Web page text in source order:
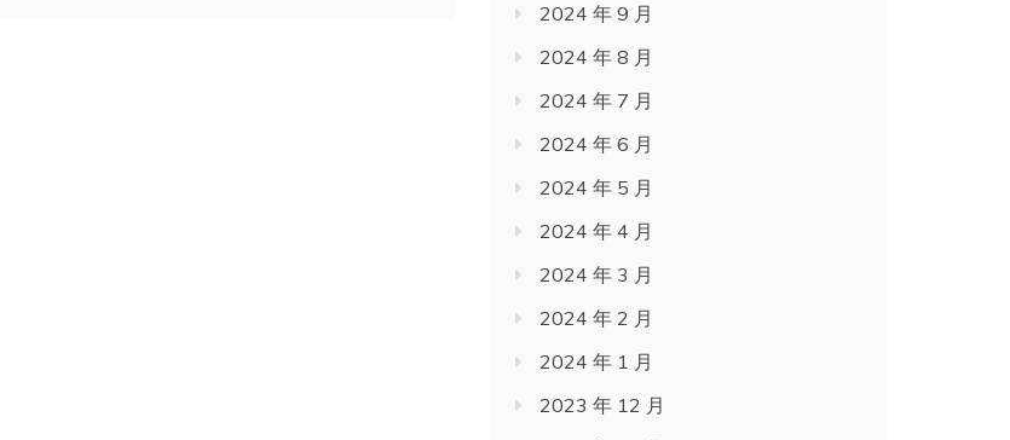
2024 年 9 月
2024 年 8 月
2024 年 7 月
2024 年 6 月
2024 年 5 月
2024 年 4 月
2024 年 3 月
2024 年 2 月
2024 年 1 月
2023 年 12 月